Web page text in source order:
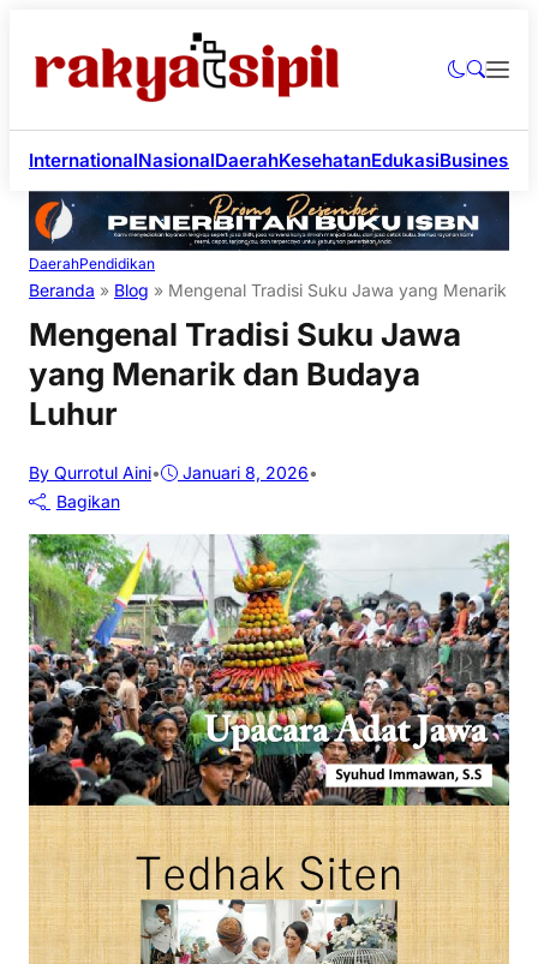
InternationalNasionalDaerahKesehatanEdukasiBusiness
DaerahPendidikan
Beranda » Blog » Mengenal Tradisi Suku Jawa yang Menarik
Mengenal Tradisi Suku Jawa
yang Menarik dan Budaya
Luhur
By Qurrotul Aini• Januari 8, 2026•
Bagikan